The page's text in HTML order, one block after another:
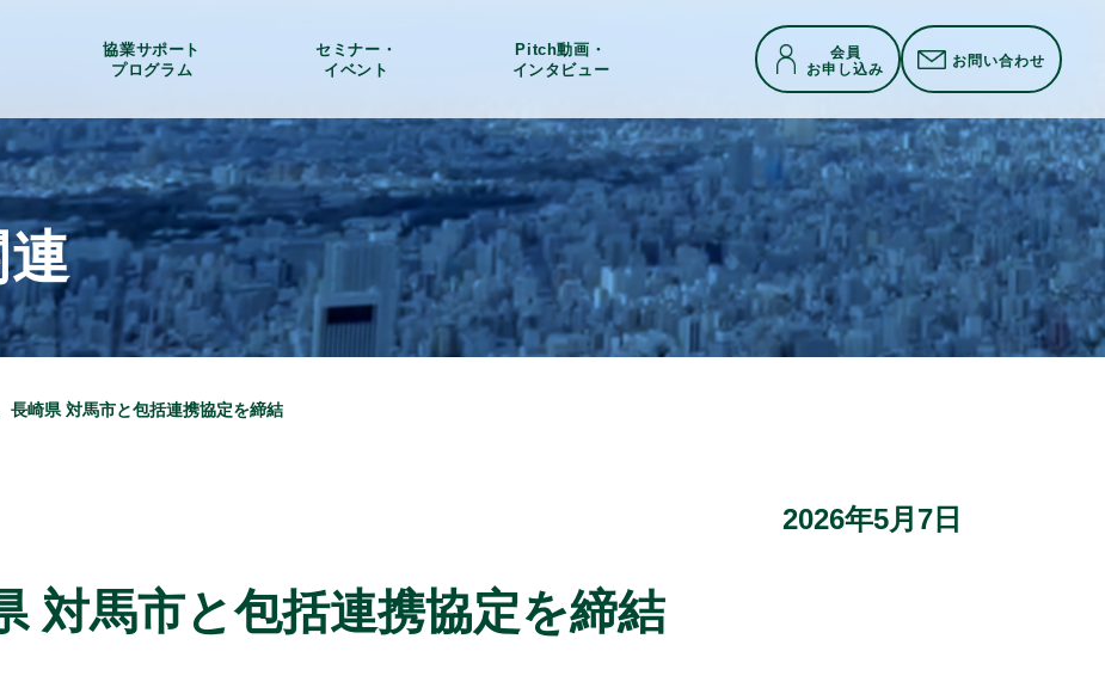
協業サポート
プログラム
セミナー・
イベント
Pitch動画・
インタビュー
会員
お申し込み お問い合わせ
長崎県 対馬市と包括連携協定を締結
2026年5月7日
対馬市と包括連携協定を締結